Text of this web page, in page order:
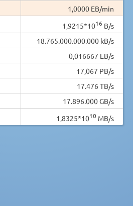
1,0000 EB/min
1,9215*1016 B/s
18.765.000.000.000 kB/s
0,016667 EB/s
17,067 PB/s
17.476 TB/s
17.896.000 GB/s
1,8325*1010 MB/s